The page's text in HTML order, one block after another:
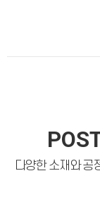
다양한 소재와 공